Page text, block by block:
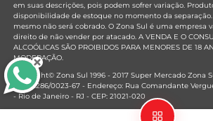
em suas descrições, pois podem sofrer variação.
disponibilidade de estoque no momento da
mesmo não será cobrado. O Zona Sul é uma empresa
direito de não vender por atacado. A VENDA E O
ALCOÓLICAS SÃO PROIBIDOS PARA MENORES DE 18
MODERAÇÃO.
Copyright© Zona Sul 1996 - 2017 Super Mercado Zona
33.381.286/0023-67 - Endereço: Rua Comandante
- Rio de Janeiro - RJ - CEP: 21021-020
Mantido por